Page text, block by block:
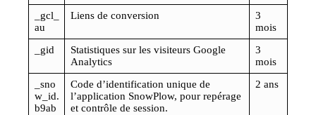
_gcl_
au
Liens de conversion
3
mois
_gid
Statistiques sur les visiteurs Google
Analytics
3
mois
_sno
w_id.
b9ab
Code d’identification unique de
l’application SnowPlow, pour repérage
et contrôle de session.
2 ans